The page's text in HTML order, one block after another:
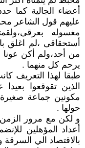
أعضاء الجالية كما
عليهم قول الشاعر
مغسوله
أستحقاقى ،لم
من أحد،ولم أكن
يرحم كل منهما .
طبقا لهذا التعريف
الذين تقوقعوا
مكونين جماعة
حولها .
و لكن مع مرور الزمن
أعداد المؤهلين
بالاقتصاد الي